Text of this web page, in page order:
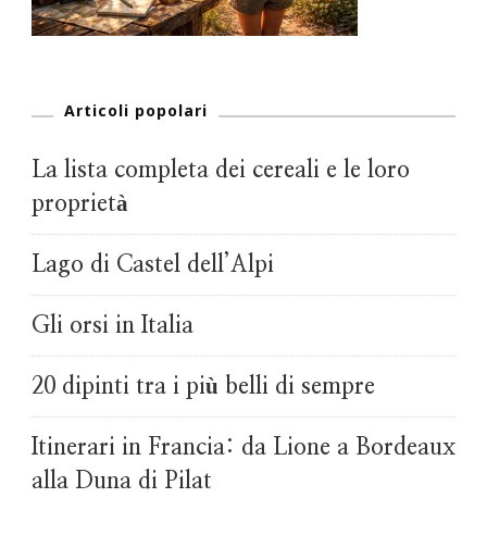
Articoli popolari
La lista completa dei cereali e le loro
proprietà
Lago di Castel dell’Alpi
Gli orsi in Italia
20 dipinti tra i più belli di sempre
Itinerari in Francia: da Lione a Bordeaux
alla Duna di Pilat